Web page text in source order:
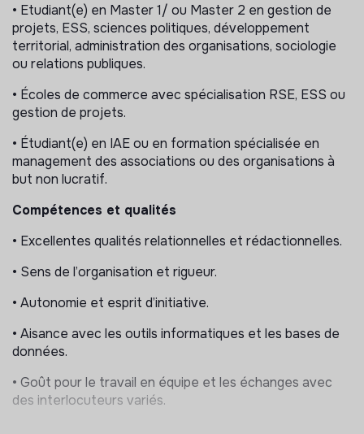
Renforcer et fluidifier les relations entre Dons
Solidaires et son réseau.
Développement des partenariats
Informer et orienter les structures souhaitant
rejoindre le réseau.
leur présentation en commission d’admission.
Gestion administrative et support opérationnel
Créer et mettre à jour les fiches contacts et bases
Garantir la qualité et la fiabilité des informations
enregistrées.
Réaliser des visites d’associations en Île-de-France
Participer à l’organisation et au suivi d’événements
associatifs.
• Etudiant(e) en Master 1/ ou Master 2 en gestion de
projets, ESS, sciences politiques, développement
territorial, administration des organisations, sociologie
ou relations publiques.
• Écoles de commerce avec spécialisation RSE, ESS ou
gestion de projets.
• Étudiant(e) en IAE ou en formation spécialisée en
management des associations ou des organisations à
but non lucratif.
Compétences et qualités
• Excellentes qualités relationnelles et rédactionnelles.
• Sens de l’organisation et rigueur.
• Autonomie et esprit d’initiative.
• Aisance avec les outils informatiques et les bases de
données.
• Goût pour le travail en équipe et les échanges avec
des interlocuteurs variés.